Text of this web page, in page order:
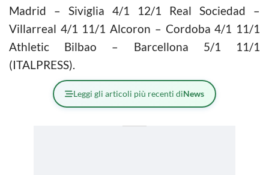
Madrid – Siviglia 4/1 12/1 Real Sociedad –
Villarreal 4/1 11/1 Alcoron – Cordoba 4/1 11/1
Athletic Bilbao – Barcellona 5/1 11/1
(ITALPRESS).
Leggi gli articoli più recenti diNews